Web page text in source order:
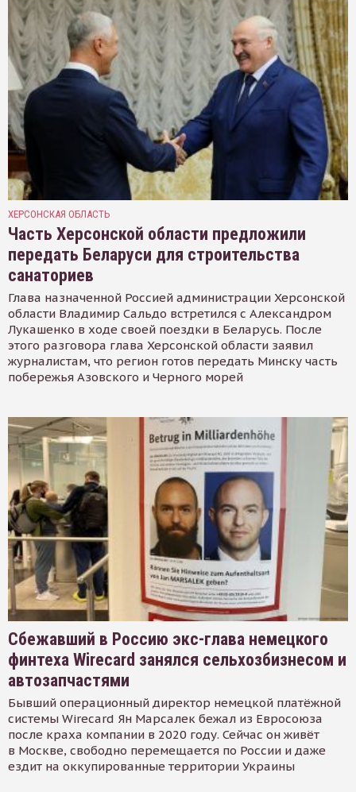
ХЕРСОНСКАЯ ОБЛАСТЬ
Часть Херсонской области предложили
передать Беларуси для строительства
санаториев
Глава назначенной Россией администрации Херсонской
области Владимир Сальдо встретился с Александром
Лукашенко в ходе своей поездки в Беларусь. После
этого разговора глава Херсонской области заявил
журналистам, что регион готов передать Минску часть
побережья Азовского и Черного морей
Сбежавший в Россию экс-глава немецкого
финтеха Wirecard занялся сельхозбизнесом и
автозапчастями
Бывший операционный директор немецкой платёжной
системы Wirecard Ян Марсалек бежал из Евросоюза
после краха компании в 2020 году. Сейчас он живёт
в Москве, свободно перемещается по России и даже
ездит на оккупированные территории Украины